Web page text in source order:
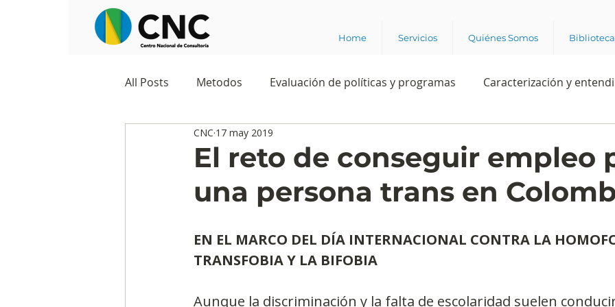
Home Servicios Quiénes Somos Biblioteca
All Posts Metodos Evaluación de políticas y programas Caracterización y
Observatorios sociales
Predicciones y tendencias Rating Política Intención de voto Consultas
Marketing Cultura y ambiente laboral Experiencia del cliente Experiencia
Ecommerce Reputación de los grupos de interés Marca y posicionamiento
El reto de conseguir empleo
una persona trans en
CNC 17 may 2019
EN EL MARCO DEL DÍA INTERNACIONAL CONTRA LA
TRANSFOBIA Y LA BIFOBIA
Aunque la discriminación y la falta de escolaridad suelen